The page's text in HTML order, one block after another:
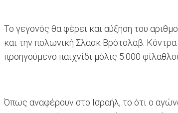
Το γεγονός θα φέρει και αύξηση του
και την πολωνική Σλασκ Βρότσλαβ.
προηγούμενο παιχνίδι μόλις 5.000
Όπως αναφέρουν στο Ισραήλ, το ότι ο